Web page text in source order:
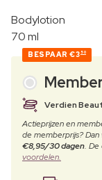
Bodylotion
70 ml
BESPAAR €3 50
Verdien
Actieprijzen en
de memberprijs?
€8,95/30 dagen. De
voordelen.